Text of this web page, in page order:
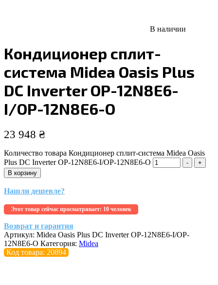
В наличии
Кондиционер сплит-
система Midea Oasis Plus
DC Inverter OP-12N8E6-
I/OP-12N8E6-O
23 948 ₴
Количество товара Кондиционер сплит-система Midea Oasis
Plus DC Inverter OP-12N8E6-I/OP-12N8E6-O
-
+
В корзину
Нашли дешевле?
Этот товар сейчас просматривает: 10 человек
Возврат и гарантия
Артикул: Midea Oasis Plus DC Inverter OP-12N8E6-I/OP-
12N8E6-O Категория: Midea
Код товара: 20894